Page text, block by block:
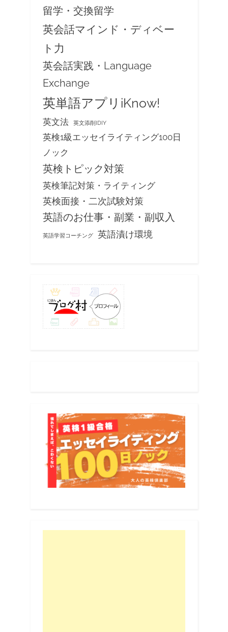
留学・交換留学
英会話マインド・ディベー
ト力
英会話実践・Language
Exchange
英単語アプリiKnow!
英文法 英文添削IDIY
英検1級エッセイライティング100日
ノック
英検トピック対策
英検筆記対策・ライティング
英検面接・二次試験対策
英語のお仕事・副業・副収入
英語学習コーチング 英語漬け環境